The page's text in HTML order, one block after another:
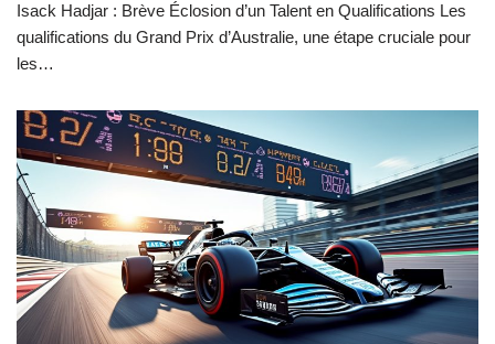
Isack Hadjar : Brève Éclosion d’un Talent en Qualifications Les
qualifications du Grand Prix d’Australie, une étape cruciale pour
les…